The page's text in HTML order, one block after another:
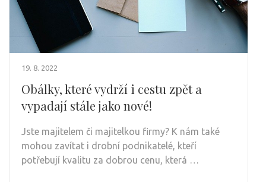
19. 8. 2022
Obálky, které vydrží i cestu zpět a
vypadají stále jako nové!
Jste majitelem či majitelkou firmy? K nám také
mohou zavítat i drobní podnikatelé, kteří
potřebují kvalitu za dobrou cenu, která …